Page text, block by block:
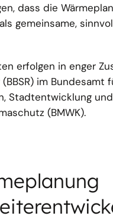
dass die
gemeinsame,
erfolgen in enger
im Bundesamt
Stadtentwicklung
(BMWK).